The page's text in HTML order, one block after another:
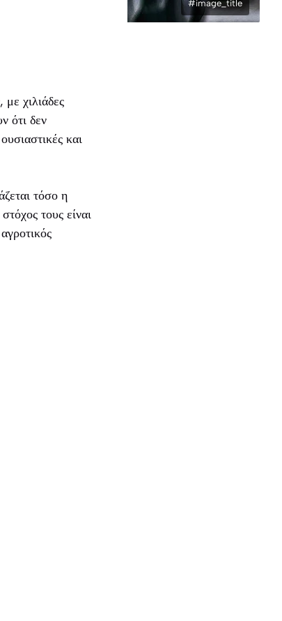
#image_title
με χιλιάδες
ότι δεν
και
τόσο η
τους είναι